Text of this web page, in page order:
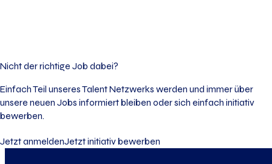
Nicht der richtige Job dabei?
Einfach Teil unseres Talent Netzwerks werden und immer über
unsere neuen Jobs informiert bleiben oder sich einfach initiativ
bewerben.
Jetzt anmeldenJetzt initiativ bewerben